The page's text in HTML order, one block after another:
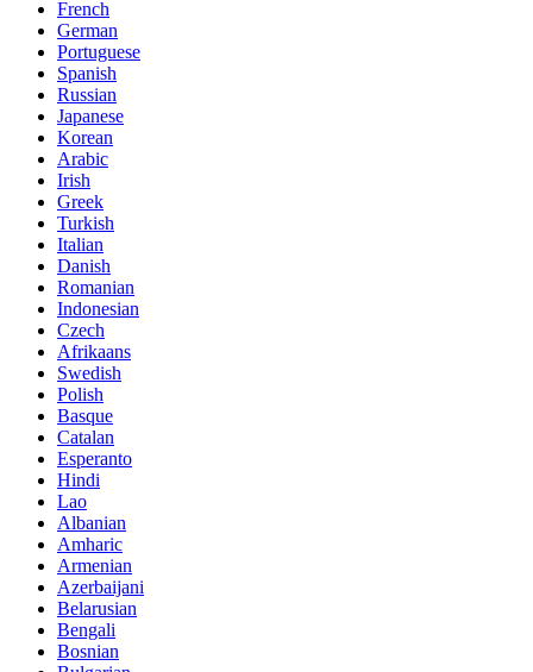
French
German
Portuguese
Spanish
Russian
Japanese
Korean
Arabic
Irish
Greek
Turkish
Italian
Danish
Romanian
Indonesian
Czech
Afrikaans
Swedish
Polish
Basque
Catalan
Esperanto
Hindi
Lao
Albanian
Amharic
Armenian
Azerbaijani
Belarusian
Bengali
Bosnian